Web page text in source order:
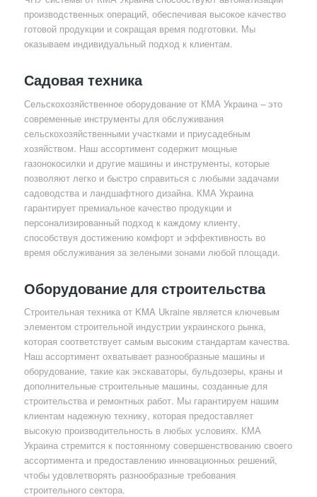
производственных операций, обеспечивая высокое качество
готовой продукции и сокращая время подготовки. Мы
оказываем индивидуальный подход к клиентам.
Садовая техника
Сельскохозяйственное оборудование от КМА Украина – это
современные инструменты для обслуживания
сельскохозяйственными участками и приусадебным
хозяйством. Наш ассортимент содержит мощные
газонокосилки и другие машины и инструменты, которые
позволяют легко и быстро справиться с любыми задачами
садоводства и ландшафтного дизайна. КМА Украина
гарантирует премиальное качество продукции и
персонализированный подход к каждому клиенту,
способствуя достижению комфорт и эффективность во
время обслуживания за зелеными зонами любой площади.
Оборудование для строительства
Строительная техника от KMA Ukraine является ключевым
элементом строительной индустрии украинского рынка,
которая соответствует самым высоким стандартам качества.
Наш ассортимент охватывает разнообразные машины и
оборудование, такие как экскаваторы, бульдозеры, краны и
дополнительные строительные машины, созданные для
строительства и ремонтных работ. Мы гарантируем нашим
клиентам надежную технику, которая предоставляет
высокую производительность в любых условиях. КМА
Украина стремится к постоянному совершенствованию своего
ассортимента и предоставлению инновационных решений,
чтобы удовлетворять разнообразные требования
строительного сектора.